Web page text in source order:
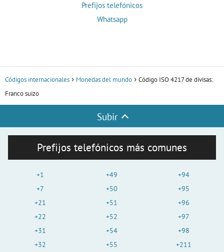
Prefijos telefónicos
Whatsapp
Códigos internacionales Monedas del mundo
Código ISO 4217 de divisas:
Franco suizo
Subir
Prefijos telefónicos más comunes
+1
+7
+21
+22
+31
+32
+49
+50
+51
+52
+54
+55
+94
+95
+96
+97
+98
+211